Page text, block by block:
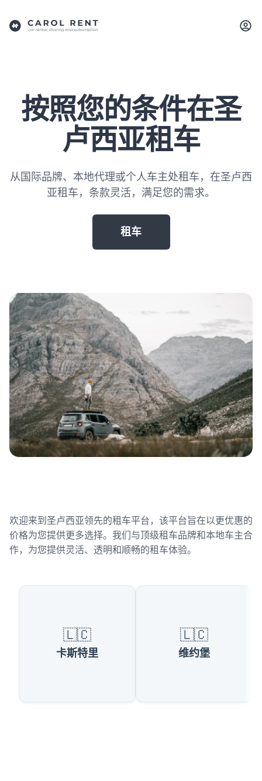
按照您的条件在圣
卢西亚租车
从国际品牌、本地代理或个人车主处租车，在圣卢西
亚租车，条款灵活，满足您的需求。
租车
欢迎来到圣卢西亚领先的租车平台，该平台旨在以更优惠的
价格为您提供更多选择。我们与顶级租车品牌和本地车主合
作，为您提供灵活、透明和顺畅的租车体验。
圣卢西亚热门城市
🇱🇨
卡斯特里
🇱🇨
维约堡